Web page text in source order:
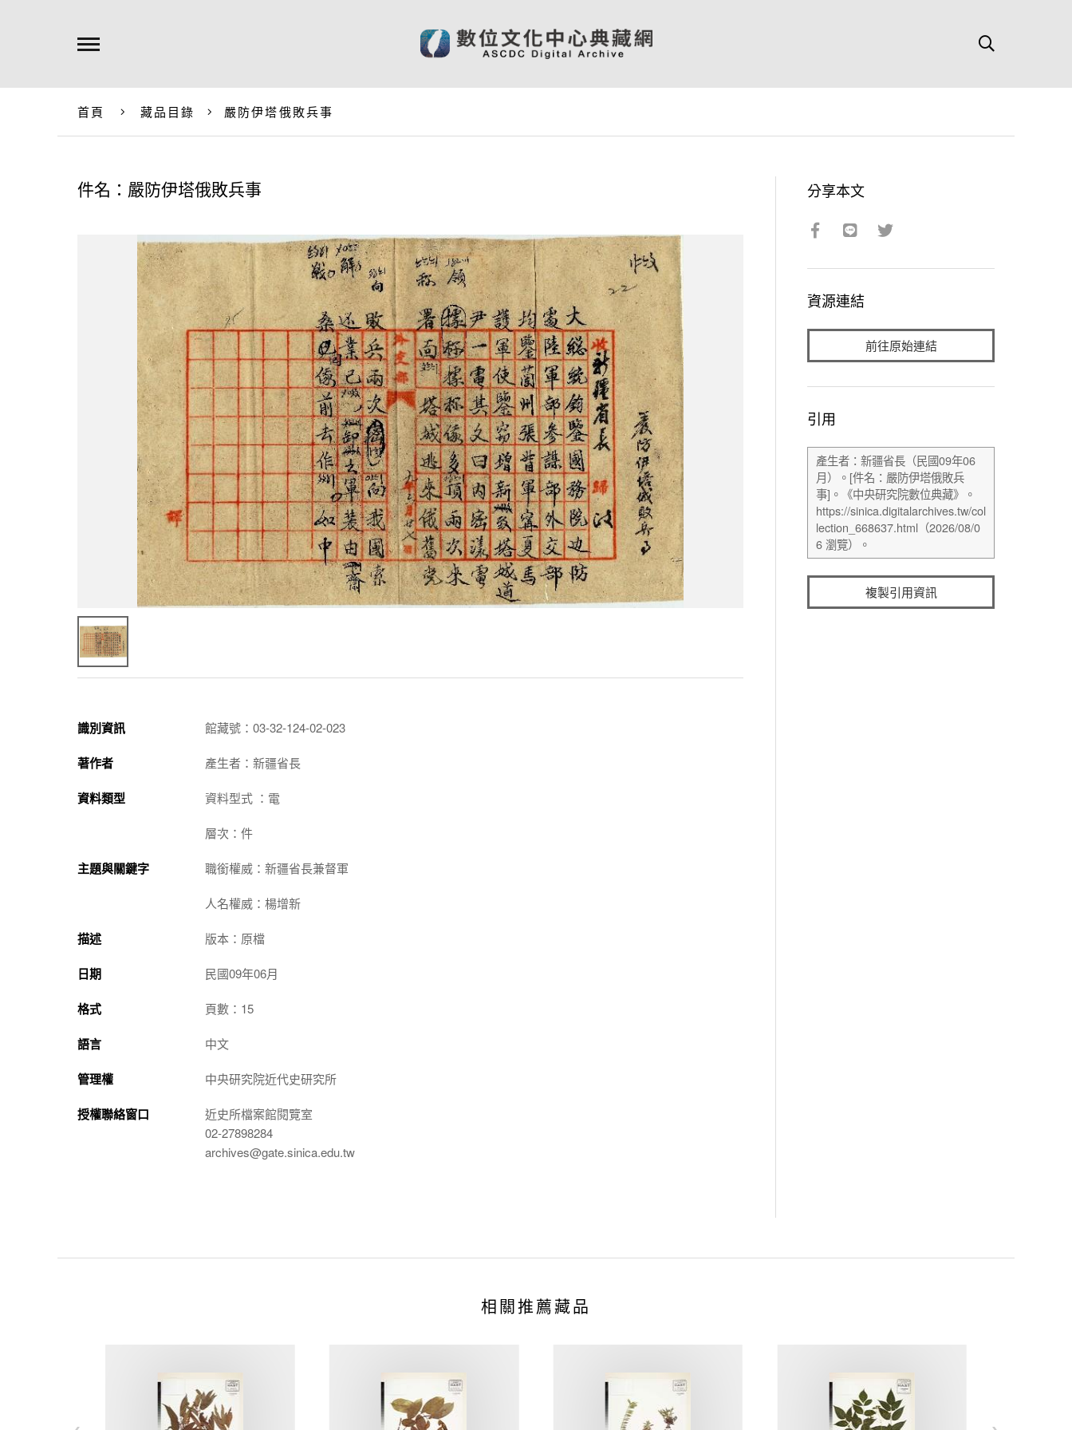
首頁 藏品目錄 嚴防伊塔俄敗兵事
件名：嚴防伊塔俄敗兵事
識別資訊 館藏號：03-32-124-02-023
著作者 產生者：新疆省長
資料類型 資料型式 ：電
層次：件
主題與關鍵字 職銜權威：新疆省長兼督軍
人名權威：楊增新
描述 版本：原檔
日期 民國09年06月
格式 頁數：15
語言 中文
管理權 中央研究院近代史研究所
授權聯絡窗口
近史所檔案館閱覽室
02-27898284
archives@gate.sinica.edu.tw
分享本文
資源連結
前往原始連結
引用
複製引用資訊
相關推薦藏品